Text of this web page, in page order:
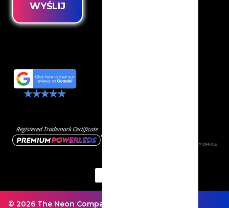
WYŚLIJ
© 2026 The Neon Company - Wszelkie prawa